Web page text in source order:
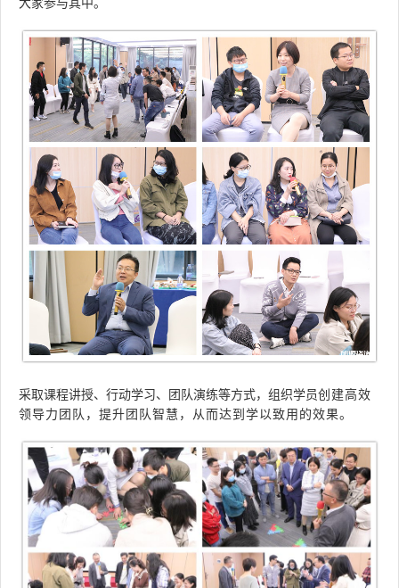
大家参与其中。
采取课程讲授、行动学习、 团队演练等方式， 组织学员创建高效
领导力团队，提升团队智慧 ，从而达到学以致用的效果。